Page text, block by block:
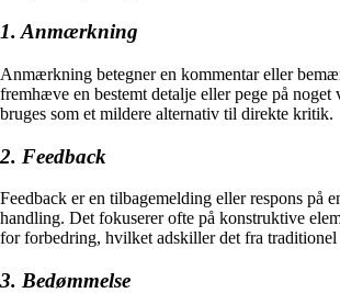
1. Anmærkning
Anmærkning betegner en kommentar eller
fremhæve en bestemt detalje eller pege på noget
bruges som et mildere alternativ til direkte kritik.
2. Feedback
Feedback er en tilbagemelding eller respons på
handling. Det fokuserer ofte på konstruktive
for forbedring, hvilket adskiller det fra
3. Bedømmelse